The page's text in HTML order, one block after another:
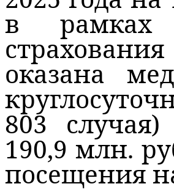
в рамках
оказана
803
190,9 млн.
посещения